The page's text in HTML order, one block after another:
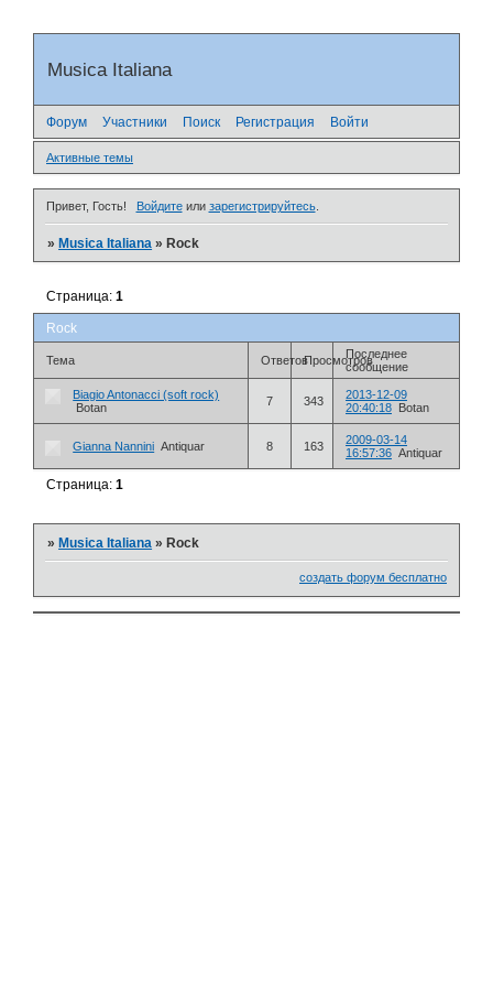
Musica Italiana
Форум Участники Поиск Регистрация Войти
Активные темы
Привет, Гость! Войдитеили зарегистрируйтесь.
»Musica Italiana »Rock
Rock
Страница:1
Тема ОтветовПросмотровПоследнее
сообщение
Biagio Antonacci (soft rock)
Botan
7 343
2013-12-09
20:40:18
Botan
Gianna Nannini Antiquar 8 163
2009-03-14
16:57:36 Antiquar
Страница:1
»Musica Italiana »Rock
создать форум бесплатно